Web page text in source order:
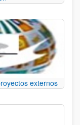
externos